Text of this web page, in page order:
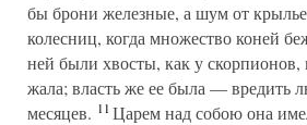
бы брони железные, а шум от
колесниц, когда множество коней
ней были хвосты, как у скорпионов,
жала; власть же ее была — вредить
месяцев. 11Царем над собою она